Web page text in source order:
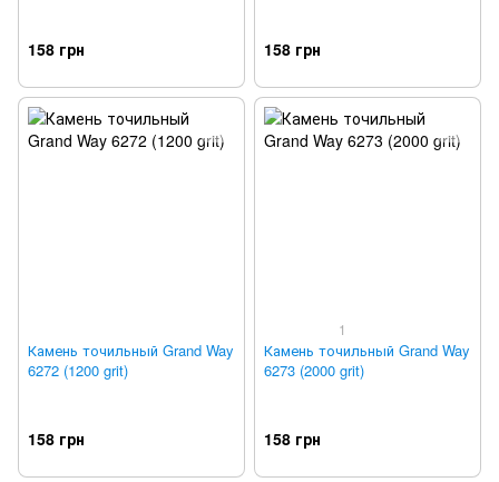
158 грн 158 грн
Камень точильный Grand Way
6272 (1200 grit)
158 грн
1
Камень точильный Grand Way
6273 (2000 grit)
158 грн